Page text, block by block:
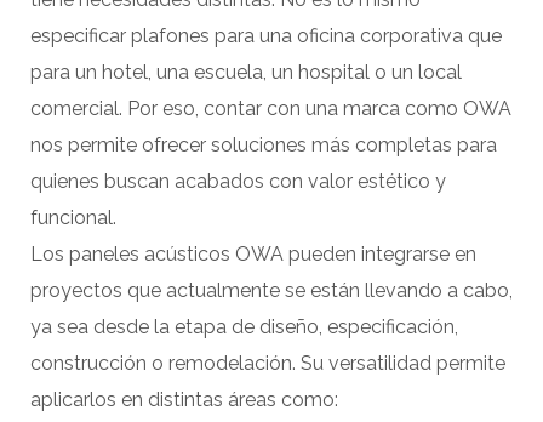
especificar plafones para una oficina corporativa que
para un hotel, una escuela, un hospital o un local
comercial. Por eso, contar con una marca como OWA
nos permite ofrecer soluciones más completas para
quienes buscan acabados con valor estético y
funcional.
Los paneles acústicos OWA pueden integrarse en
proyectos que actualmente se están llevando a cabo,
ya sea desde la etapa de diseño, especificación,
construcción o remodelación. Su versatilidad permite
aplicarlos en distintas áreas como: